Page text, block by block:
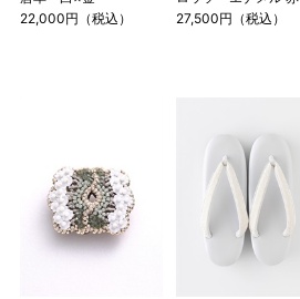
22,000円（税込）
27,500円（税込）